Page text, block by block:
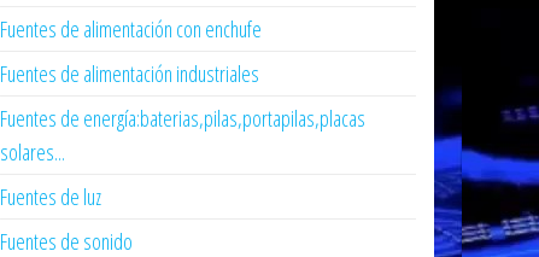
Fuentes de alimentación con enchufe
Fuentes de alimentación industriales
Fuentes de energía:baterias,pilas,portapilas,placas
solares...
Fuentes de luz
Fuentes de sonido